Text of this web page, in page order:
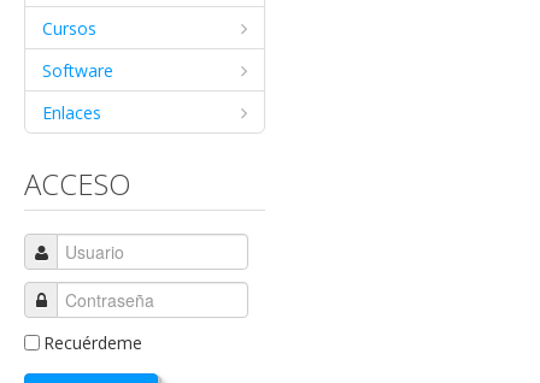
Cursos
Software
Enlaces
ACCESO
Recuérdeme